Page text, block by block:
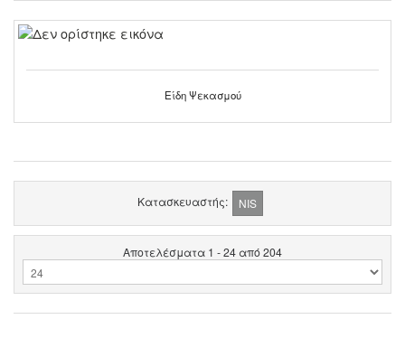
Είδη Ψεκασμού
Κατασκευαστής: NIS
Αποτελέσματα 1 - 24 από 204